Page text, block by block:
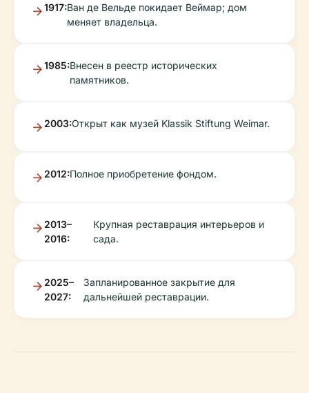
1917:Ван де Вельде покидает Веймар; дом
меняет владельца.
1985:Внесен в реестр исторических
памятников.
2003:Открыт как музей Klassik Stiftung Weimar.
2012:Полное приобретение фондом.
2013–
2016:
Крупная реставрация интерьеров и
сада.
2025–
2027:
Запланированное закрытие для
дальнейшей реставрации.